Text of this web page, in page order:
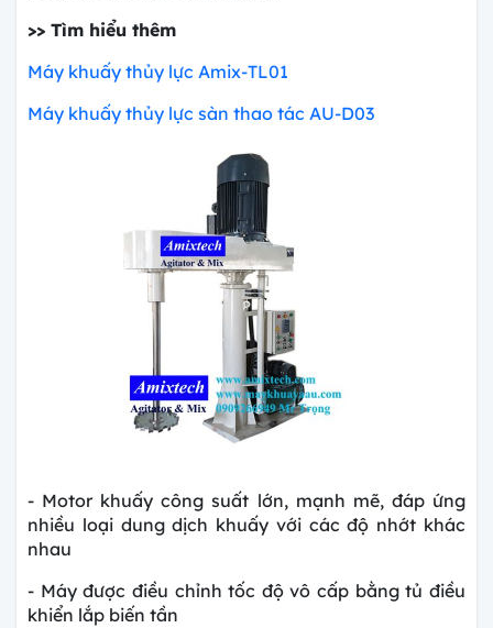
>> Tìm hiểu thêm
Máy khuấy thủy lực Amix-TL01
Máy khuấy thủy lực sàn thao tác AU-D03
- Motor khuấy công suất lớn, mạnh mẽ, đáp ứng
nhiều loại dung dịch khuấy với các độ nhớt khác
nhau
- Máy được điều chỉnh tốc độ vô cấp bằng tủ điều
khiển lắp biến tần